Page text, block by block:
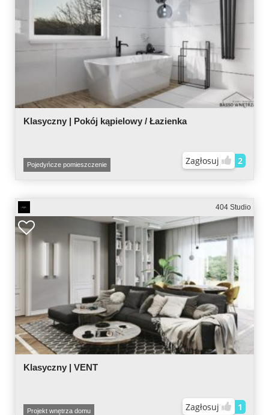
Klasyczny | Pokój kąpielowy / Łazienka
Pojedyńcze pomieszczenie Zagłosuj 2
404 Studio
Klasyczny | VENT
Projekt wnętrza domu Zagłosuj 1